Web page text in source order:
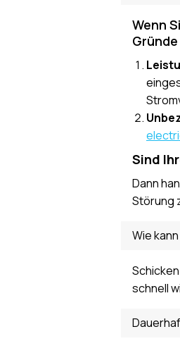
Wenn
Sind
Dann
Störung
Wie
schnell